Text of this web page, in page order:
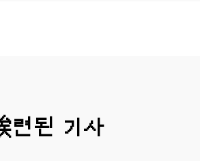
련된 기사